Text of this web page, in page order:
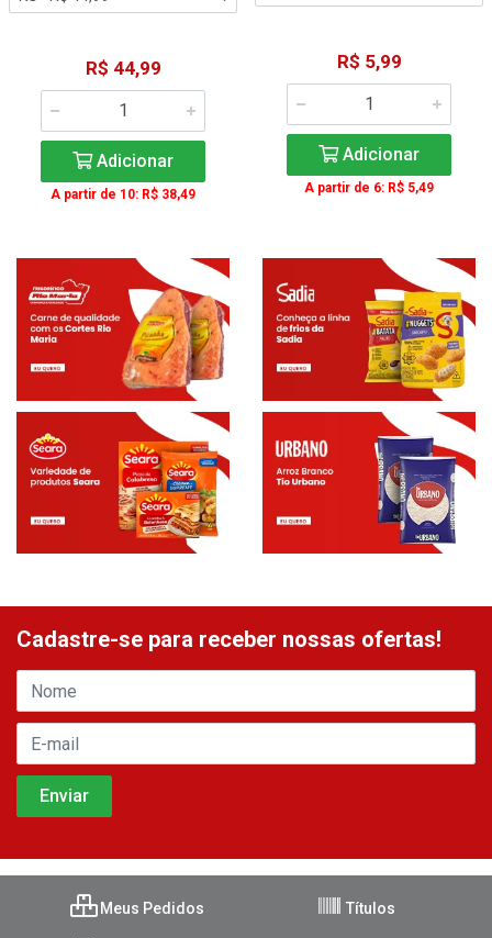
R$ 44,99
Adicionar
A partir de 10: R$ 38,49
R$ 5,99
Adicionar
A partir de 6: R$ 5,49
Cadastre-se para receber nossas ofertas!
Meus Pedidos Títulos